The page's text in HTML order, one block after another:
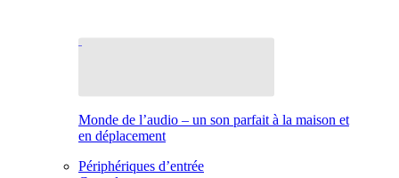
Monde de l’audio – un son parfait à la maison et
en déplacement
Périphériques d’entrée